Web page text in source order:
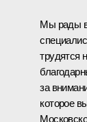
Мы рады
трудятся
за
которое